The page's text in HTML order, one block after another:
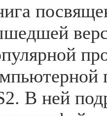
В ней